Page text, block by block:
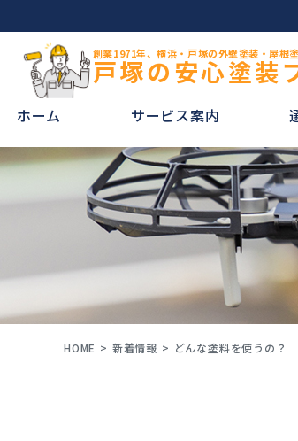
創業1971年、横浜・戸塚の外壁塗装・屋根
戸塚の安心塗装
ホーム サービス案内
HOME 新着情報 どんな塗料を使うの？